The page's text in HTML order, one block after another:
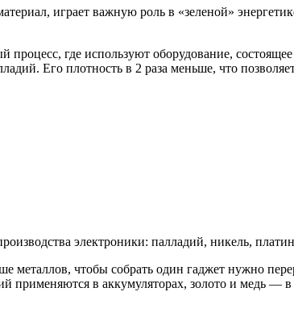
играет важную роль в «зеленой»
где используют оборудование,
Его плотность в 2 раза меньше, что
электроники: палладий, никель,
металлов, чтобы собрать один гаджет нужно
применяются в аккумуляторах, золото и медь